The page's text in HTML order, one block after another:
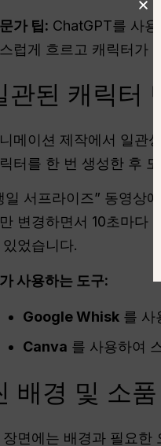
가 팁: ChatGPT를 사
럽게 흐르고 캐릭터가
관된 캐릭터
메이션 제작에서 일관
터를 한 번 생성한 후
일 서프라이즈” 동영상
변경하면서 10초마다
있었습니다.
사용하는 도구:
Google Whisk 를 사
Canva 를 사용하여
배경 및 소
장면에는 배경과 필요한